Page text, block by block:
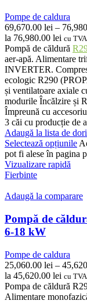
Pompe de caldura
69,670.00 lei –
la 76,980.00 lei cu TVA
Pompă de căldură
aer-apă. Alimentare
INVERTER.
ecologic R290
și ventilatoare axiale
modurile Încălzire și
Împreună cu
3 căi cu producție de
Adaugă la lista de
Selectează opțiunile
pot fi alese în pagina
Vizualizare rapidă
Fierbinte
Adaugă la comparare
Pompă de
6-18 kW
Pompe de caldura
25,060.00 lei –
la 45,620.00 lei cu TVA
Pompa de căldură
Alimentare